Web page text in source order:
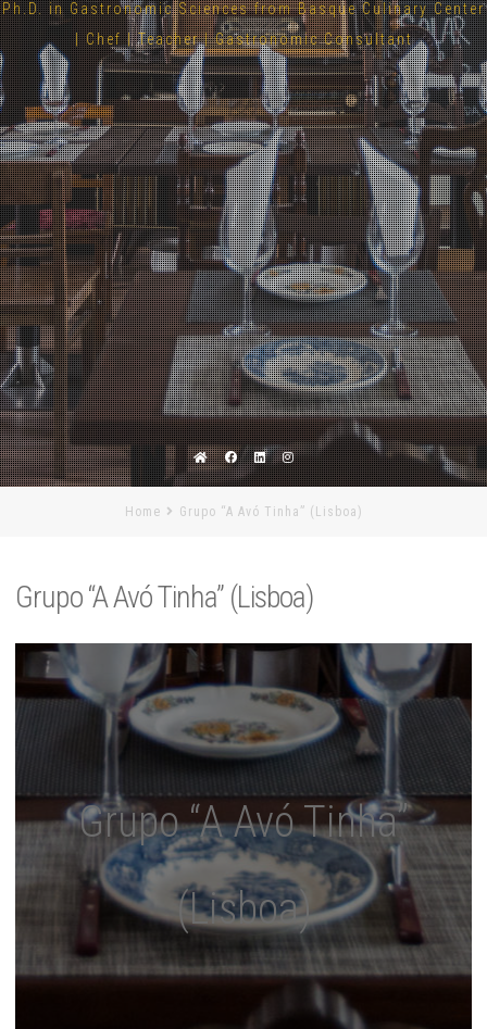
HomeFacebookLinkedinInstagram
Ph.D. in Gastronomic Sciences from Basque Culinary Center
| Chef | Teacher | Gastronomic Consultant
Home Grupo “A Avó Tinha” (Lisboa)
Grupo “A Avó Tinha” (Lisboa)
Grupo “A Avó Tinha”
(Lisboa)